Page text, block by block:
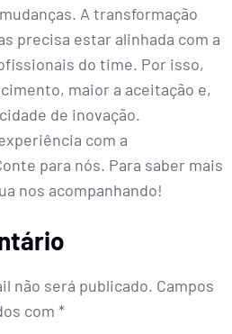
A transformação
precisa estar alinhada com a
do time. Por isso,
maior a aceitação e,
de inovação.
com a
para nós. Para saber mais
nos acompanhando!
não será publicado. Campos
com *